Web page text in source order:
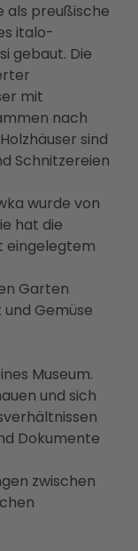
als preußische
italo-
gebaut. Die
mit
nach
sind
Schnitzereien
wurde von
hat die
eingelegtem
Garten
Gemüse
Museum.
und sich
Dokumente
zwischen